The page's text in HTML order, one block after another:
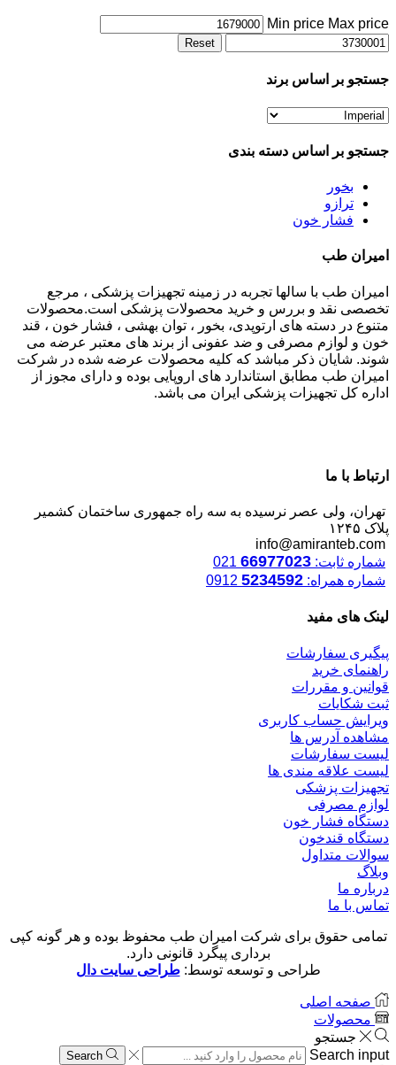
Min price Max price
Reset
جستجو بر اساس برند
جستجو بر اساس دسته بندی
بخور
ترازو
فشار خون
امیران طب
امیران طب با سالها تجربه در زمینه تجهیزات پزشکی ، مرجع
تخصصی نقد و بررس و خرید محصولات پزشکی است.محصولات
متنوع در دسته های ارتوپدی، بخور ، توان بهشی ، فشار خون ، قند
خون و لوازم مصرفی و ضد عفونی از برند های معتبر عرضه می
شوند. شایان ذکر مباشد که کلیه محصولات عرضه شده در شرکت
امیران طب مطابق استاندارد های اروپایی بوده و دارای مجوز از
اداره کل تجهیزات پزشکی ایران می باشد.
ارتباط با ما
تهران، ولی عصر نرسیده به سه راه جمهوری ساختمان کشمیر
پلاک ۱۲۴۵
info@amiranteb.com
شماره ثابت: 66977023
شماره همراه: 5234592
لینک های مفید
پیگیری سفارشات
راهنمای خرید
قوانین و مقررات
ثبت شکایات
ویرایش حساب کاربری
مشاهده آدرس ها
لیست سفارشات
لیست علاقه مندی ها
تجهیزات پزشکی
لوازم مصرفی
دستگاه فشار خون
دستگاه قندخون
سوالات متداول
وبلاگ
درباره ما
تماس با ما
تمامی حقوق برای شرکت امیران طب محفوظ بوده و هر گونه کپی
برداری پیگرد قانونی دارد.
طراحی و توسعه توسط:طراحی سایت دال
صفحه اصلی
محصولات
جستجو
Search input
Search